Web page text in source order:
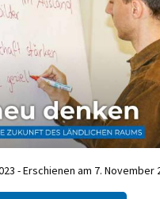
- Erschienen am 7. November